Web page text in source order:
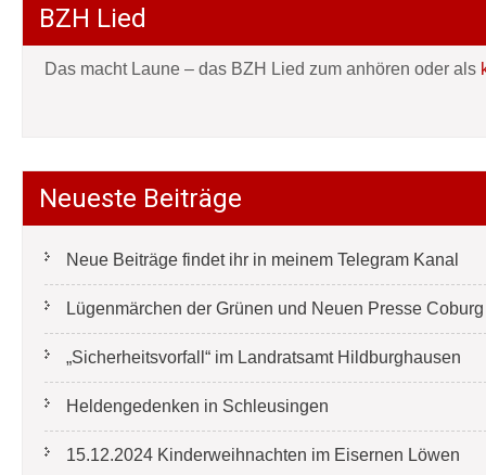
BZH Lied
Das macht Laune – das BZH Lied zum anhören oder als
Neueste Beiträge
Neue Beiträge findet ihr in meinem Telegram Kanal
Lügenmärchen der Grünen und Neuen Presse
„Sicherheitsvorfall“ im Landratsamt Hildburghausen
Heldengedenken in Schleusingen
15.12.2024 Kinderweihnachten im Eisernen Löwen